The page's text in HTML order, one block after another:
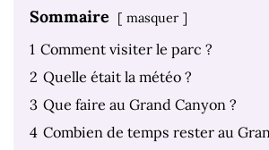
Sommaire masquer
1 Comment visiter le parc ?
2 Quelle était la météo ?
3 Que faire au Grand Canyon ?
4 Combien de temps rester au